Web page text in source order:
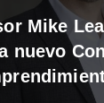
Mike
nuevo